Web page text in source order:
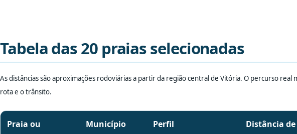
Tabela das 20 praias selecionadas
As distâncias são aproximações rodoviárias a partir da região central de Vitória. O percurso real
rota e o trânsito.
Praia ou
Município Perfil
Distância de